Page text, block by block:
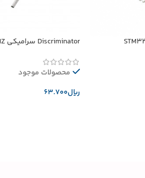
Discriminator سرامیکی 10.52MHZ
محصولات موجود
﷼